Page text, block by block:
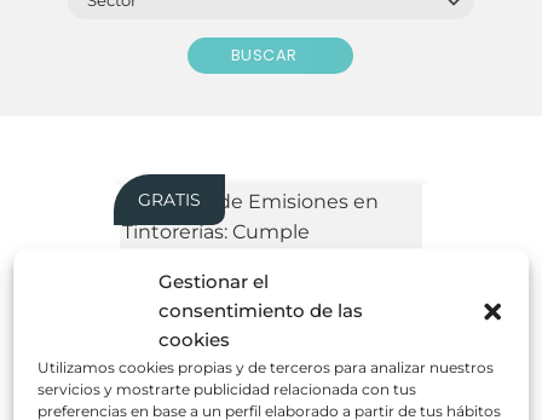
Gestionar el
consentimiento de las
cookies
Utilizamos cookies propias y de terceros para analizar nuestros
servicios y mostrarte publicidad relacionada con tus
preferencias en base a un perfil elaborado a partir de tus hábitos
BUSCAR
GRATIS
Control de Emisiones en Tintorerías:
Empresa